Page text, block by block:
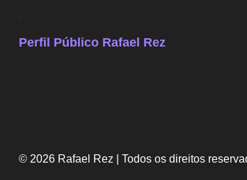
Perfil Público Rafael Rez
© 2026 Rafael Rez | Todos os direitos